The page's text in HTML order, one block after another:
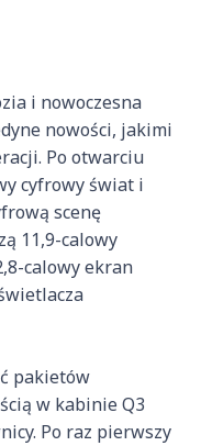
i nowoczesna
nowości, jakimi
Po otwarciu
cyfrowy świat i
scenę
11,9-calowy
calowy ekran
pakietów
w kabinie Q3
Po raz pierwszy